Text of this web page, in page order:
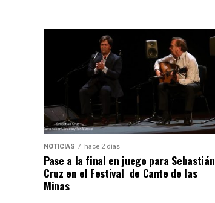
NOTICIAS hace 2 días
Pase a la final en juego para Sebastián
Cruz en el Festival de Cante de las
Minas